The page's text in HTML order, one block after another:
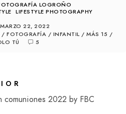
LOGROÑO
LIFESTYLE PHOTOGRAPHY
MARZO 22, 2022
/ FOTOGRAFÍA / INFANTIL / MÁS 15 /
TÚ 5
comuniones 2022 by FBC